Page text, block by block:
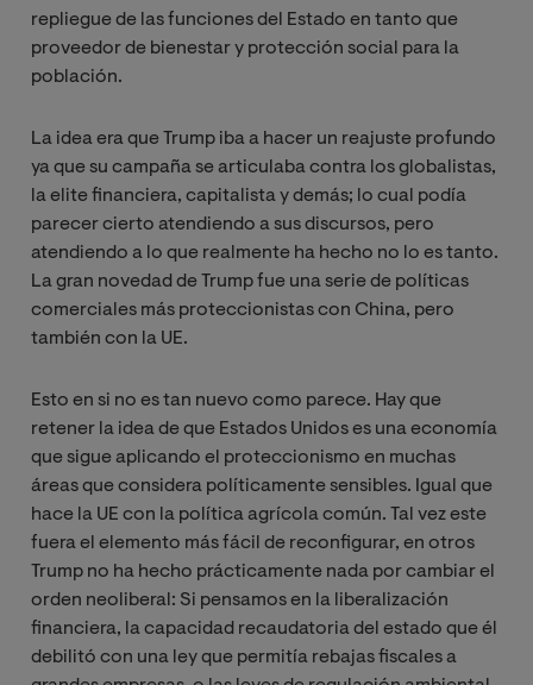
repliegue de las funciones del Estado en tanto que
proveedor de bienestar y protección social para la
población.
La idea era que Trump iba a hacer un reajuste profundo
ya que su campaña se articulaba contra los globalistas,
la elite financiera, capitalista y demás; lo cual podía
parecer cierto atendiendo a sus discursos, pero
atendiendo a lo que realmente ha hecho no lo es tanto.
La gran novedad de Trump fue una serie de políticas
comerciales más proteccionistas con China, pero
también con la UE.
Esto en si no es tan nuevo como parece. Hay que
retener la idea de que Estados Unidos es una economía
que sigue aplicando el proteccionismo en muchas
áreas que considera políticamente sensibles. Igual que
hace la UE con la política agrícola común. Tal vez este
fuera el elemento más fácil de reconfigurar, en otros
Trump no ha hecho prácticamente nada por cambiar el
orden neoliberal: Si pensamos en la liberalización
financiera, la capacidad recaudatoria del estado que él
debilitó con una ley que permitía rebajas fiscales a